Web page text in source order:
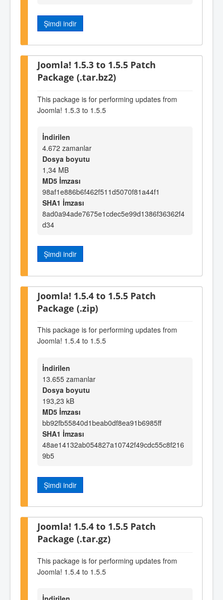
Şimdi indir
Joomla! 1.5.3 to 1.5.5 Patch
Package (.tar.bz2)
This package is for performing updates from
Joomla! 1.5.3 to 1.5.5
İndirilen
4.672 zamanlar
Dosya boyutu
1,34 MB
MD5 İmzası
98af1e886b6f462f511d5070f81a44f1
SHA1 İmzası
8ad0a94ade7675e1cdec5e99d1386f36362f4
d34
Şimdi indir
Joomla! 1.5.4 to 1.5.5 Patch
Package (.zip)
This package is for performing updates from
Joomla! 1.5.4 to 1.5.5
İndirilen
13.655 zamanlar
Dosya boyutu
193,23 kB
MD5 İmzası
bb92fb55840d1beab0df8ea91b6985ff
SHA1 İmzası
48ae14132ab054827a10742f49cdc55c8f216
9b5
Şimdi indir
Joomla! 1.5.4 to 1.5.5 Patch
Package (.tar.gz)
This package is for performing updates from
Joomla! 1.5.4 to 1.5.5